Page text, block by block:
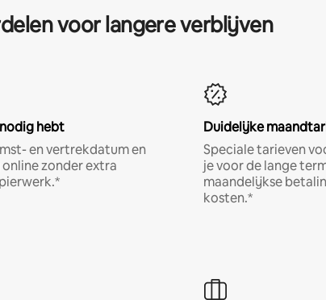
voor langere verblijven
hebt
en vertrekdatum en
zonder extra
Duidelijke
Speciale tarieven
je voor de lange
maandelijkse
kosten.*